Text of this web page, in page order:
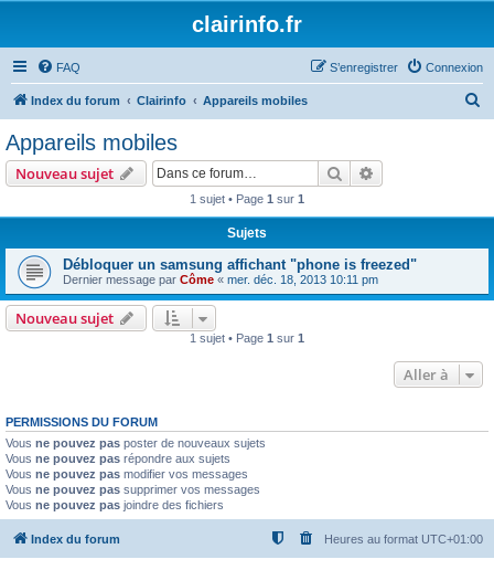
clairinfo.fr
FAQ Connexion
S’enregistrer
Index du forum Clairinfo Appareils mobiles
Appareils mobiles
Nouveau sujet Rechercher
1 sujet • Page 1 sur 1
Sujets
Débloquer un samsung affichant "phone is freezed"
Dernier message par Côme « mer. déc. 18, 2013 10:11 pm
Nouveau sujet
1 sujet • Page 1 sur 1
Aller à
PERMISSIONS DU FORUM
Vous ne pouvez pas poster de nouveaux sujets
Vous ne pouvez pas répondre aux sujets
Vous ne pouvez pas modifier vos messages
Vous ne pouvez pas supprimer vos messages
Vous ne pouvez pas joindre des fichiers
Index du forum Heures au format UTC+01:00